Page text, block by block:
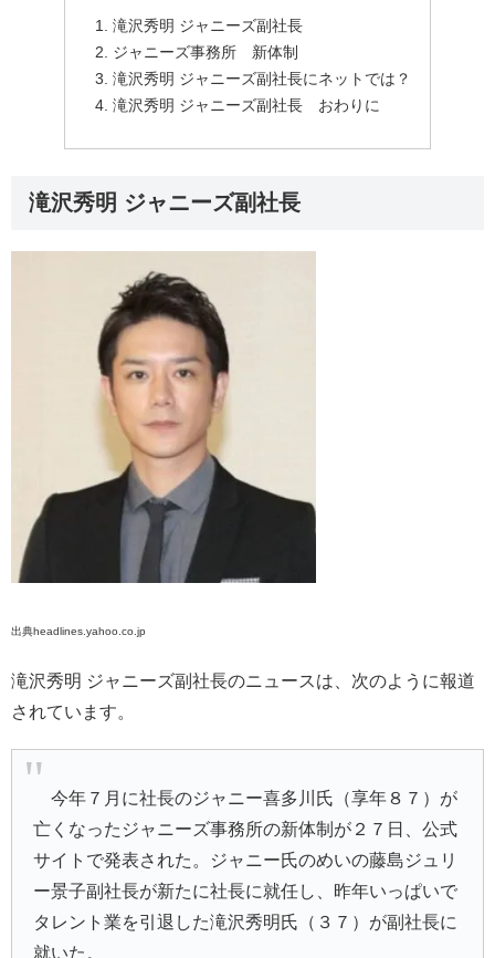
滝沢秀明 ジャニーズ副社長
ジャニーズ事務所 新体制
滝沢秀明 ジャニーズ副社長にネットでは？
滝沢秀明 ジャニーズ副社長 おわりに
滝沢秀明 ジャニーズ副社長
出典headlines.yahoo.co.jp
滝沢秀明 ジャニーズ副社長のニュースは、次のように報道
されています。
今年７月に社長のジャニー喜多川氏（享年８７）が
亡くなったジャニーズ事務所の新体制が２７日、公式
サイトで発表された。ジャニー氏のめいの藤島ジュリ
ー景子副社長が新たに社長に就任し、昨年いっぱいで
タレント業を引退した滝沢秀明氏（３７）が副社長に
就いた。